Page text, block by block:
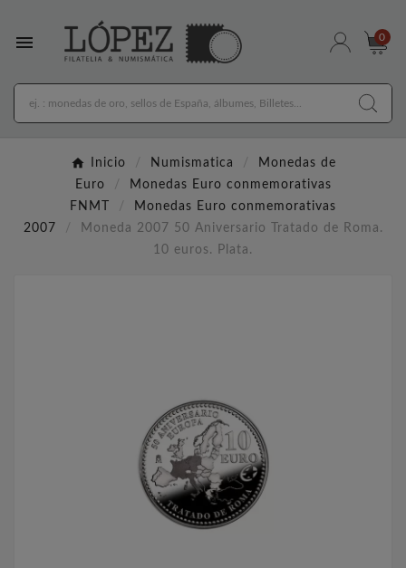
 0
Inicio Numismatica
Monedas de
Euro
Monedas Euro conmemorativas
FNMT
Monedas Euro conmemorativas
2007
Moneda 2007 50 Aniversario Tratado de Roma.
10 euros. Plata.